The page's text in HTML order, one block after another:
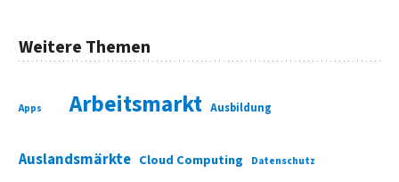
Weitere Themen
Apps Arbeitsmarkt Ausbildung
Auslandsmärkte Cloud Computing Datenschutz